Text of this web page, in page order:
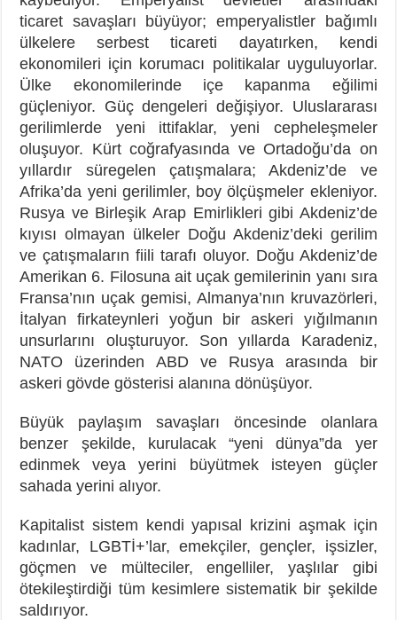
ticaret savaşları büyüyor; emperyalistler bağımlı
ülkelere serbest ticareti dayatırken, kendi
ekonomileri için korumacı politikalar uyguluyorlar.
Ülke ekonomilerinde içe kapanma eğilimi
güçleniyor. Güç dengeleri değişiyor. Uluslararası
gerilimlerde yeni ittifaklar, yeni cepheleşmeler
oluşuyor. Kürt coğrafyasında ve Ortadoğu’da on
yıllardır süregelen çatışmalara; Akdeniz’de ve
Afrika’da yeni gerilimler, boy ölçüşmeler ekleniyor.
Rusya ve Birleşik Arap Emirlikleri gibi Akdeniz’de
kıyısı olmayan ülkeler Doğu Akdeniz’deki gerilim
ve çatışmaların fiili tarafı oluyor. Doğu Akdeniz’de
Amerikan 6. Filosuna ait uçak gemilerinin yanı sıra
Fransa’nın uçak gemisi, Almanya’nın kruvazörleri,
İtalyan firkateynleri yoğun bir askeri yığılmanın
unsurlarını oluşturuyor. Son yıllarda Karadeniz,
NATO üzerinden ABD ve Rusya arasında bir
askeri gövde gösterisi alanına dönüşüyor.
Büyük paylaşım savaşları öncesinde olanlara
benzer şekilde, kurulacak “yeni dünya”da yer
edinmek veya yerini büyütmek isteyen güçler
sahada yerini alıyor.
Kapitalist sistem kendi yapısal krizini aşmak için
kadınlar, LGBTİ+’lar, emekçiler, gençler, işsizler,
göçmen ve mülteciler, engelliler, yaşlılar gibi
ötekileştirdiği tüm kesimlere sistematik bir şekilde
saldırıyor.